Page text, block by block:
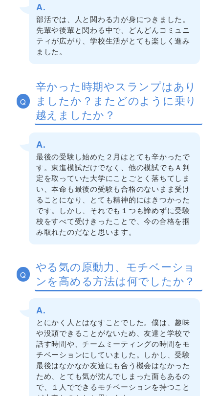
A.
部活では、人と関わる力が身につきました。
先輩や後輩と関わる中で、どんどんコミュニ
ティが広がり、学校生活がとても楽しく進み
ました。
Q
辛かった時期やスランプはあり
ましたか？またどのように乗り
越えましたか？
A.
最後の受験し始めた２月はとても辛かったで
す。東進模試だけでなく、他の模試でもＡ判
定を取っていた大学にことごとく落ちてしま
い、本命も最後の受験も合格のないまま受け
ることになり、とても精神的にはきつかった
です。しかし、それでも１つも諦めずに受験
校をすべて受けきったことで、今の合格を掴
み取れたのだなと思います。
Q
やる気の原動力、モチベーショ
ンを高める方法は何でしたか？
A.
とにかく人とはなすことでした。僕は、趣味
や没頭できることがないため、友達と学校で
話す時間や、チームミーティングの時間をモ
チベーションにしていました。しかし、受験
最後はなかなか友達にも合う機会はなかった
ため、とても気が沈んでしまった面もあるの
で、１人でできるモチベーションを持つこと